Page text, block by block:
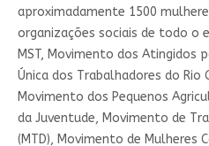
aproximadamente 1500
organizações sociais de todo o
MST, Movimento dos Atingidos
Única dos Trabalhadores do Rio
Movimento dos Pequenos
da Juventude, Movimento de
(MTD), Movimento de Mulheres